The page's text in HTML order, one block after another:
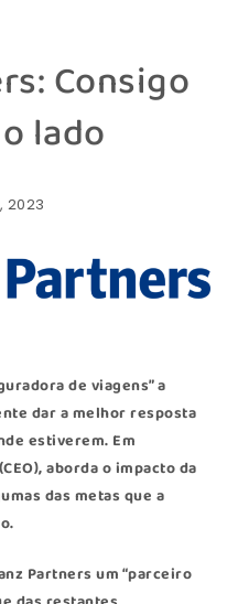
Consigo
lado
2023
de viagens” a
dar a melhor resposta
estiverem. Em
aborda o impacto da
das metas que a
Partners um “parceiro